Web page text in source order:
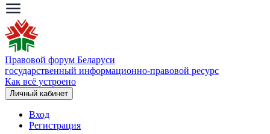
Правовой форум Беларуси
государственный информационно-правовой ресурс
Как всё устроено
Личный кабинет
Вход
Регистрация